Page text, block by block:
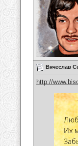
Вячеслав
http://